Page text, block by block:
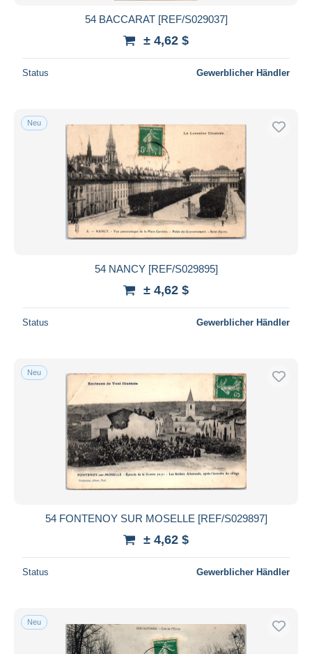
54 BACCARAT [REF/S029037]
± 4,62 $
Status Gewerblicher Händler
Neu
54 NANCY [REF/S029895]
± 4,62 $
Status Gewerblicher Händler
Neu
54 FONTENOY SUR MOSELLE [REF/S029897]
± 4,62 $
Status Gewerblicher Händler
Neu